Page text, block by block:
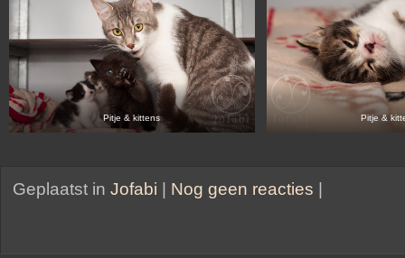
Pitje & kittens Pitje &
Geplaatst in Jofabi Nog geen reacties